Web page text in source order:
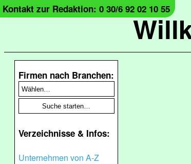
Kontakt zur Redaktion: 0 30/6 92 02 10 55
Firmen nach Branchen:
Verzeichnisse & Infos:
Unternehmen von A-Z